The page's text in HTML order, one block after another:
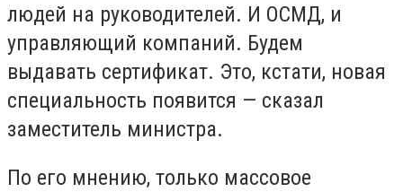
людей на руководителей. И ОСМД, и
управляющий компаний. Будем
выдавать сертификат. Это, кстати, новая
специальность появится — сказал
заместитель министра.
По его мнению, только массовое